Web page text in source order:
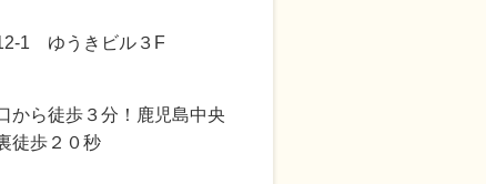
1 ゆうきビル３F
から徒歩３分！鹿児島中央
徒歩２０秒